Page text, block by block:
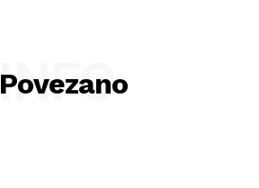
Povezano
INFO